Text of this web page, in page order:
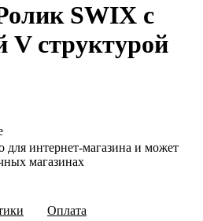
SWIX с
V структурой
для интернет-магазина и может
магазинах
Оплата